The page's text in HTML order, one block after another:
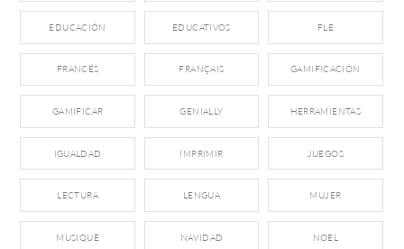
EDUCACIÓN EDUCATIVOS FLE
FRANCÉS FRANÇAIS GAMIFICACIÓN
GAMIFICAR GENIALLY HERRAMIENTAS
IGUALDAD IMPRIMIR JUEGOS
LECTURA LENGUA MUJER
MUSIQUE NAVIDAD NOEL